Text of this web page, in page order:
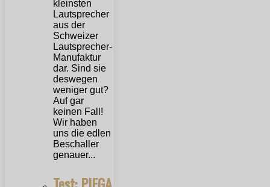
kleinsten
Lautsprecher
aus der
Schweizer
Lautsprecher-
Manufaktur
dar. Sind sie
deswegen
weniger gut?
Auf gar
keinen Fall!
Wir haben
uns die edlen
Beschaller
genauer...